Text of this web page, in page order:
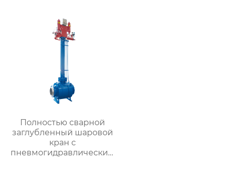
Полностью сварной
заглубленный шаровой
кран с
пневмогидравлическим